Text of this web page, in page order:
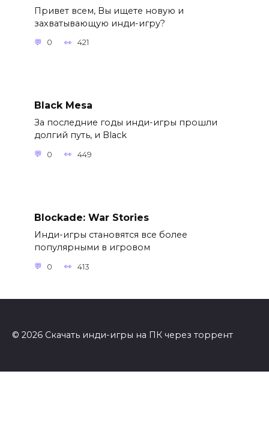
Привет всем, Вы ищете новую и
захватывающую инди-игру?
0 421
Black Mesa
За последние годы инди-игры прошли
долгий путь, и Black
0 449
Blockade: War Stories
Инди-игры становятся все более
популярными в игровом
0 413
© 2026 Скачать инди-игры на ПК через торрент